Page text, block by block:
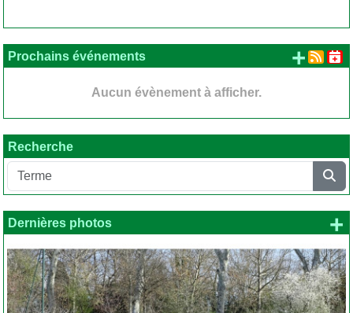
Prochains événements
Aucun évènement à afficher.
+
Recherche
Dernières photos +